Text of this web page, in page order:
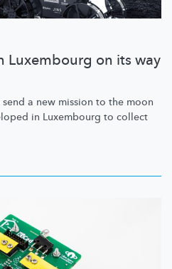
Luxembourg on its way
a new mission to the moon
in Luxembourg to collect